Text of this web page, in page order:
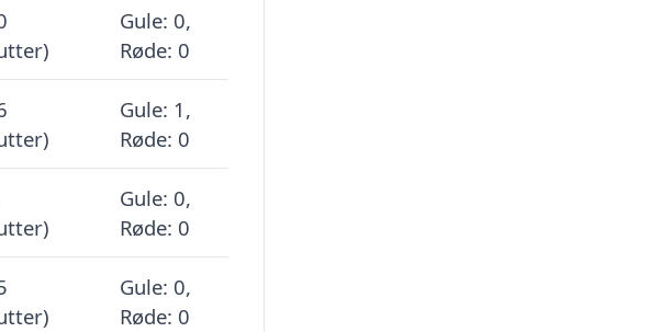
Gule: 0,
Røde: 0
Gule: 1,
Røde: 0
Gule: 0,
Røde: 0
Gule: 0,
Røde: 0